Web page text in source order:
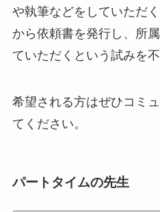
や執筆などをしていただ
から依頼書を発行し、所
ていただくという試みを
希望される方はぜひコミ
てください。
パートタイムの先生